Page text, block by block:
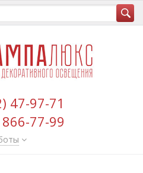
47-97-71
77-99